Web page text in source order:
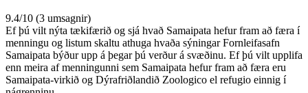
9.4/10 (3 umsagnir)
Ef þú vilt nýta tækifærið og sjá hvað Samaipata hefur fram að færa í
menningu og listum skaltu athuga hvaða sýningar Fornleifasafn
Samaipata býður upp á þegar þú verður á svæðinu. Ef þú vilt upplifa
enn meira af menningunni sem Samaipata hefur fram að færa eru
Samaipata-virkið og Dýrafriðlandið Zoologico el refugio einnig í